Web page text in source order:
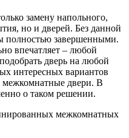
замену напольного,
но и дверей. Без данной
полностью завершенными.
впечатляет – любой
дверь на любой
интересных вариантов
двери. В
о таком решении.